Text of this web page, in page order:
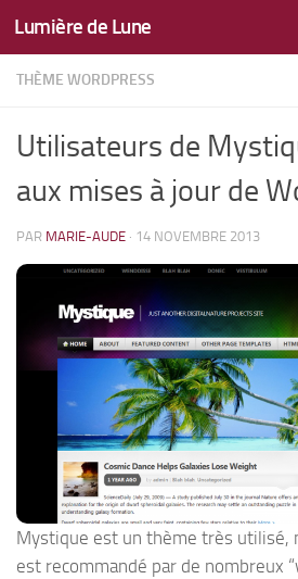
Skip to content
Lumière de Lune
THÈME WORDPRESS
Utilisateurs de
aux mises à jour de
PAR MARIE-AUDE · 14 NOVEMBRE 2013
Mystique est un thème très utilisé,
est recommandé par de nombreux